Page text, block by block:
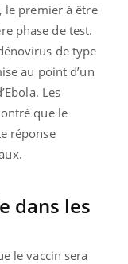
le premier à être
phase de test.
de type
au point d’un
Les
que le
réponse
dans les
le vaccin sera